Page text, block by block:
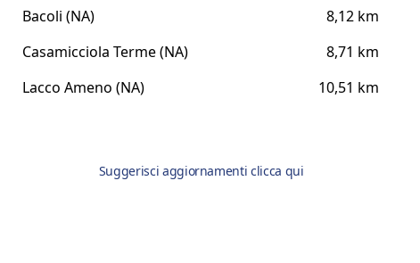
Bacoli (NA)
8,12 km
Casamicciola Terme (NA)
8,71 km
Lacco Ameno (NA)
10,51 km
Suggerisci aggiornamenti clicca qui